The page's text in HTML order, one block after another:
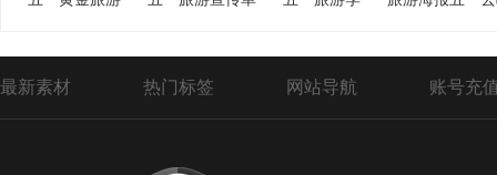
最新素材 热门标签 网站导航 账号充